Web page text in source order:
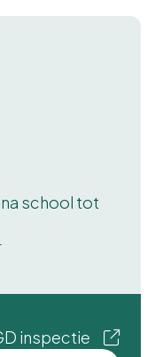
school tot
inspectie